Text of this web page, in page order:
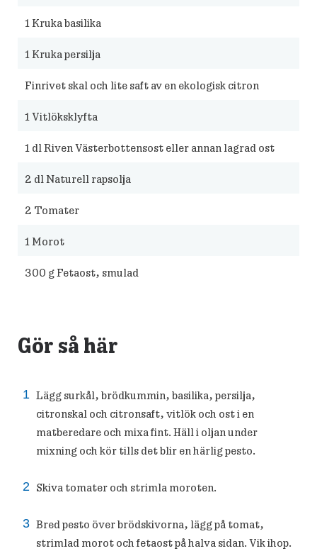
1Kruka basilika
1Kruka persilja
Finrivet skal och lite saft av en ekologisk citron
1Vitlöksklyfta
1 dl Riven Västerbottensost eller annan lagrad ost
2 dl Naturell rapsolja
2 Tomater
1 Morot
300 g Fetaost, smulad
Gör så här
Lägg surkål, brödkummin, basilika, persilja,
citronskal och citronsaft, vitlök och ost i en
matberedare och mixa fint. Häll i oljan under
mixning och kör tills det blir en härlig pesto.
Skiva tomater och strimla moroten.
Bred pesto över brödskivorna, lägg på tomat,
strimlad morot och fetaost på halva sidan. Vik ihop.